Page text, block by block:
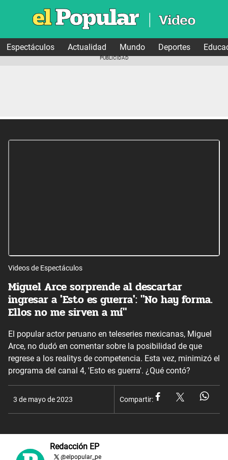
Espectáculos Actualidad Mundo Deportes
Videos de Espectáculos
Miguel Arce sorprende al descartar
ingresar a 'Esto es guerra': "No hay forma.
Ellos no me sirven a mí"
El popular actor peruano en teleseries mexicanas, Miguel
Arce, no dudó en comentar sobre la posibilidad de que
regrese a los realitys de competencia. Esta vez, minimizó el
programa del canal 4, 'Esto es guerra'. ¿Qué contó?
3 de mayo de 2023 Compartir:
Redacción EP
@elpopular_pe